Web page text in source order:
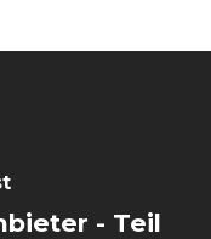
- Teil